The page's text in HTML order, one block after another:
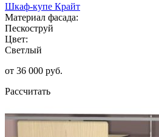
Шкаф-купе Крайт
Материал фасада:
Пескоструй
Цвет:
Светлый
от 36 000 руб.
Рассчитать